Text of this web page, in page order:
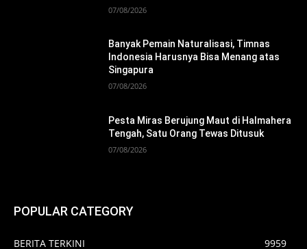
07/08/2026
Banyak Pemain Naturalisasi, Timnas
Indonesia Harusnya Bisa Menang atas
Singapura
07/08/2026
Pesta Miras Berujung Maut di Halmahera
Tengah, Satu Orang Tewas Ditusuk
07/08/2026
POPULAR CATEGORY
BERITA TERKINI 9959